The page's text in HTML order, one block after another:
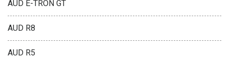
AUD E-TRON GT
AUD R8
AUD R5